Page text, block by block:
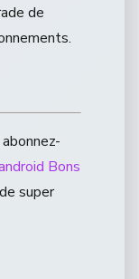
de
Bons
super